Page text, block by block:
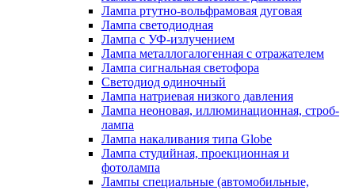
Лампа ртутно-вольфрамовая дуговая
Лампа светодиодная
Лампа с УФ-излучением
Лампа металлогалогенная с отражателем
Лампа сигнальная светофора
Светодиод одиночный
Лампа натриевая низкого давления
Лампа неоновая, иллюминационная, строб-
лампа
Лампа накаливания типа Globe
Лампа студийная, проекционная и
фотолампа
Лампы специальные (автомобильные,